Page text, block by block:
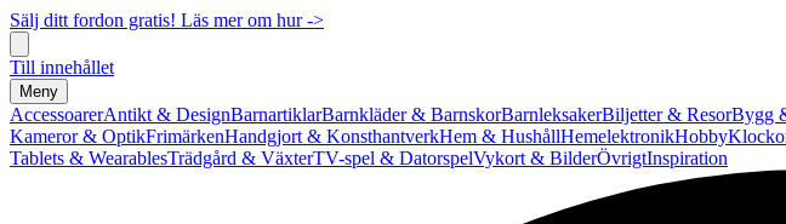
Sälj ditt fordon gratis! Läs mer om hur ->
Till innehållet
Meny
AccessoarerAntikt & DesignBarnartiklarBarnkläder & BarnskorBarnleksakerBiljetter & ResorBygg
Kameror & OptikFrimärkenHandgjort & KonsthantverkHem & HushållHemelektronikHobby
Tablets & WearablesTrädgård & VäxterTV-spel & DatorspelVykort & BilderÖvrigtInspiration